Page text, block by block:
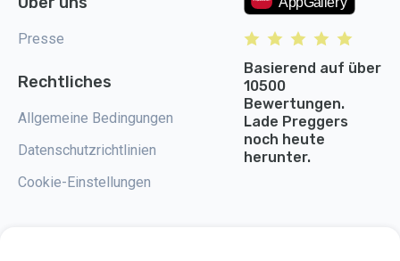
Presse
Rechtliches
Allgemeine Bedingungen
Datenschutzrichtlinien
Cookie-Einstellungen
Basierend auf über
10500
Bewertungen.
Lade Preggers
noch heute
herunter.